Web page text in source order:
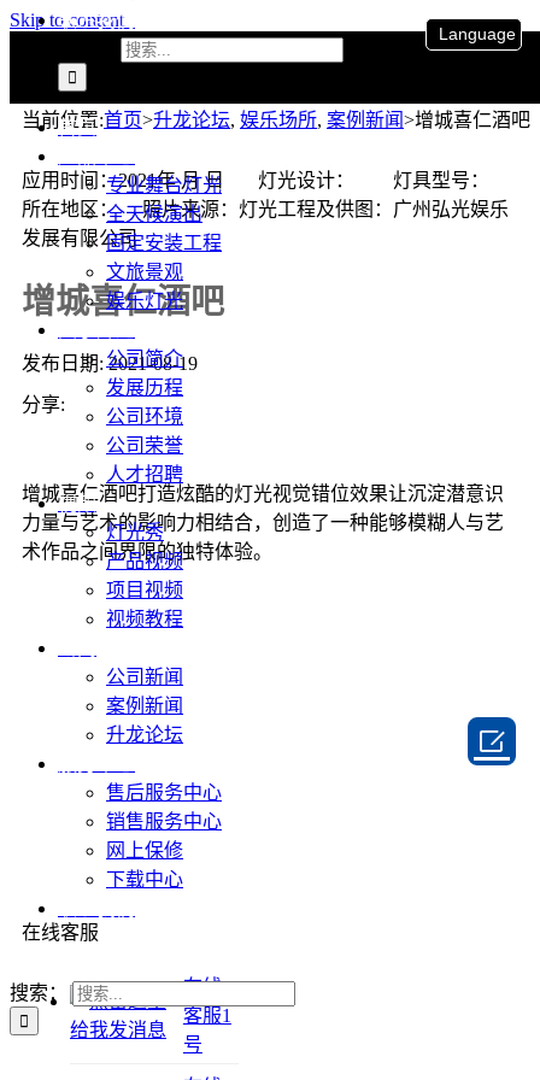
Skip to content
联系我们
首页
专业舞台灯光
全天候演出
固定安装工程
文旅景观
娱乐灯光
公司简介
发展历程
公司环境
公司荣誉
人才招聘
视频
灯光秀
产品视频
项目视频
视频教程
公司新闻
案例新闻
升龙论坛
售后服务中心
销售服务中心
网上保修
下载中心
搜索：
当前位置:首页>升龙论坛, 娱乐场所, 案例新闻>增城喜仁酒吧
应用时间：2021年 月 日 灯光设计： 灯具型号：
所在地区： 照片来源：灯光工程及供图：广州弘光娱乐
发展有限公司
增城喜仁酒吧
发布日期: 2021-08-19
分享:
增城喜仁酒吧打造炫酷的灯光视觉错位效果让沉淀潜意识
力量与艺术的影响力相结合，创造了一种能够模糊人与艺
术作品之间界限的独特体验。
在线客服
在线
客服1
号
Language
